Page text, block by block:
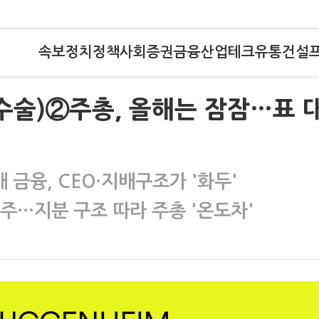
속보정치 정책사회 증권금융산업테크유통건설
술)②주총, 올해는 잠잠…표
금융, CEO·지배구조가 '화두'
…지분 구조 따라 주총 '온도차'